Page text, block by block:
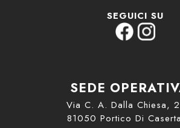
SEGUICI SU
SEDE
Via C. A. Dalla Chiesa,
81050 Portico Di